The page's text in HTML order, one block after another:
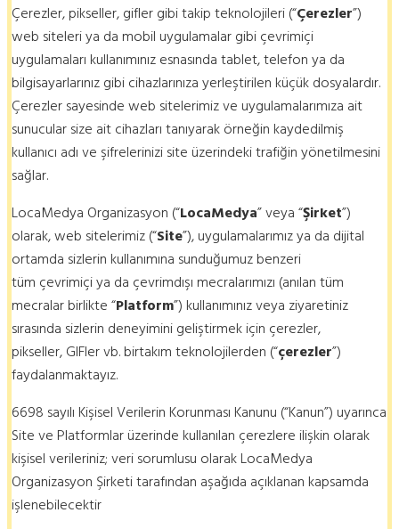
Çerezler, pikseller, gifler gibi takip teknolojileri (“Çerezler”)
web siteleri ya da mobil uygulamalar gibi çevrimiçi
uygulamaları kullanımınız esnasında tablet, telefon ya da
bilgisayarlarınız gibi cihazlarınıza yerleştirilen küçük dosyalardır.
Çerezler sayesinde web sitelerimiz ve uygulamalarımıza ait
sunucular size ait cihazları tanıyarak örneğin kaydedilmiş
kullanıcı adı ve şifrelerinizi site üzerindeki trafiğin yönetilmesini
sağlar.
LocaMedya Organizasyon (“LocaMedya” veya “Şirket”)
olarak, web sitelerimiz (“Site”), uygulamalarımız ya da dijital
ortamda sizlerin kullanımına sunduğumuz benzeri
tüm çevrimiçi ya da çevrimdışı mecralarımızı (anılan tüm
mecralar birlikte “Platform”) kullanımınız veya ziyaretiniz
sırasında sizlerin deneyimini geliştirmek için çerezler,
pikseller, GIFler vb. birtakım teknolojilerden (“çerezler”)
faydalanmaktayız.
6698 sayılı Kişisel Verilerin Korunması Kanunu (“Kanun”) uyarınca
Site ve Platformlar üzerinde kullanılan çerezlere ilişkin olarak
kişisel verileriniz; veri sorumlusu olarak LocaMedya
Organizasyon Şirketi tarafından aşağıda açıklanan kapsamda
işlenebilecektir